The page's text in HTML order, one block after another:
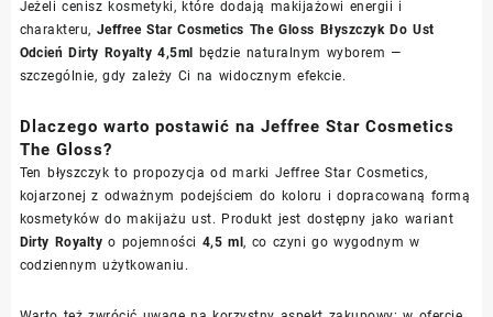
Jeżeli cenisz kosmetyki, które dodają makijażowi energii i
charakteru, Jeffree Star Cosmetics The Gloss Błyszczyk Do Ust
Odcień Dirty Royalty 4,5ml będzie naturalnym wyborem —
szczególnie, gdy zależy Ci na widocznym efekcie.
Dlaczego warto postawić na Jeffree Star Cosmetics
The Gloss?
Ten błyszczyk to propozycja od marki Jeffree Star Cosmetics,
kojarzonej z odważnym podejściem do koloru i dopracowaną formą
kosmetyków do makijażu ust. Produkt jest dostępny jako wariant
Dirty Royalty o pojemności 4,5 ml, co czyni go wygodnym w
codziennym użytkowaniu.